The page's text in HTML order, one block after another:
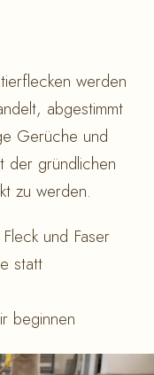
werden
abgestimmt
Gerüche und
der gründlichen
zu werden.
und Faser
statt
beginnen